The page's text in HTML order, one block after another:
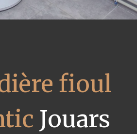
fioul
Jouars